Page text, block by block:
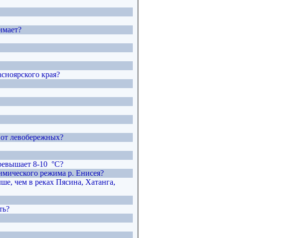
края?
левобережных?
8-10 °C?
режима р. Енисея?
чем в реках Пясина, Хатанга,